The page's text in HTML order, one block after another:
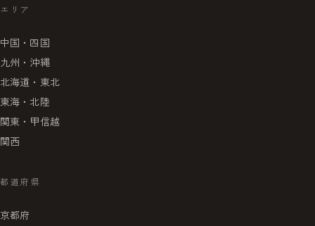
エリア
中国・四国
九州・沖縄
北海道・東北
東海・北陸
関東・甲信越
関西
都道府県
京都府